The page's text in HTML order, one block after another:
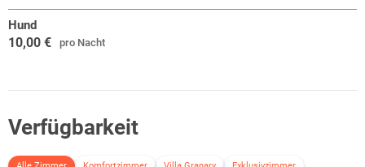
Hund
10,00 € pro Nacht
Verfügbarkeit